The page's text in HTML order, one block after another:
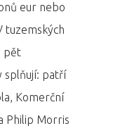
eur nebo
tuzemských
pět
splňují: patří
Komerční
Philip Morris